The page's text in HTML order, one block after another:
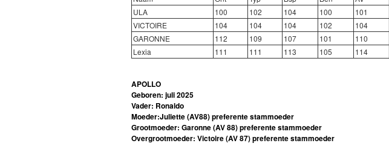
ULA
100 102 104 100
101
VICTOIRE
104 104 104 102
104
GARONNE
112 109 107 101
110
Lexia
111 111 113 105 114
APOLLO
Geboren: juli 2025
Vader: Ronaldo
Moeder:Juliette (AV88)preferente stammoeder
Grootmoeder: Garonne (AV 88) preferente stammoeder
Overgrootmoeder: Victoire (AV 87)preferente stammoeder